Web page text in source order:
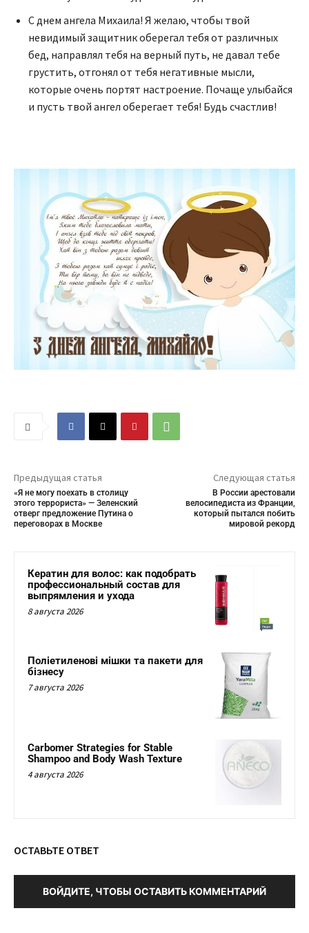
С днем ангела Михаила! Я желаю, чтобы твой
невидимый защитник оберегал тебя от различных
бед, направлял тебя на верный путь, не давал тебе
грустить, отгонял от тебя негативные мысли,
которые очень портят настроение. Почаще улыбайся
и пусть твой ангел оберегает тебя! Будь счастлив!
Предыдущая статья
«Я не могу поехать в столицу
этого террориста» — Зеленский
отверг предложение Путина о
переговорах в Москве
Следующая статья
В России арестовали
велосипедиста из Франции,
который пытался побить
мировой рекорд
Кератин для волос: как подобрать
профессиональный состав для
выпрямления и ухода
8 августа 2026
Поліетиленові мішки та пакети для
бізнесу
7 августа 2026
Carbomer Strategies for Stable
Shampoo and Body Wash Texture
4 августа 2026
ОСТАВЬТЕ ОТВЕТ
ВОЙДИТЕ, ЧТОБЫ ОСТАВИТЬ КОММЕНТАРИЙ